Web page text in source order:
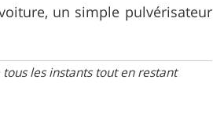
un simple pulvérisateur
les instants tout en restant